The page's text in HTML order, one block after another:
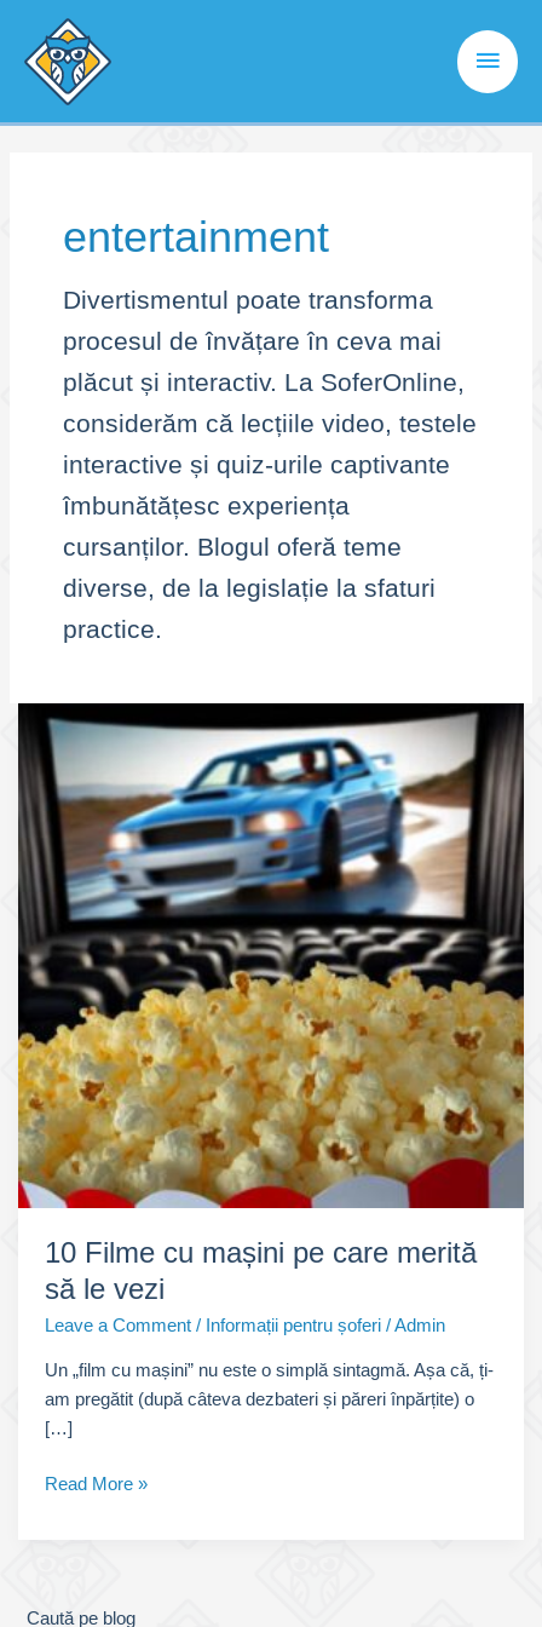
content
Main
entertainment
Divertismentul poate transforma
procesul de învățare în ceva mai
plăcut și interactiv. La SoferOnline,
considerăm că lecțiile video, testele
interactive și quiz-urile captivante
îmbunătățesc experiența
cursanților. Blogul oferă teme
diverse, de la legislație la sfaturi
practice.
10 Filme cu mașini pe care merită
să le vezi
Leave a Comment / Informații pentru șoferi /Admin
Un „film cu mașini” nu este o simplă sintagmă. Așa că, ți-
am pregătit (după câteva dezbateri și păreri înpărțite) o
[…]
10
cu
Read More »
Caută pe blog